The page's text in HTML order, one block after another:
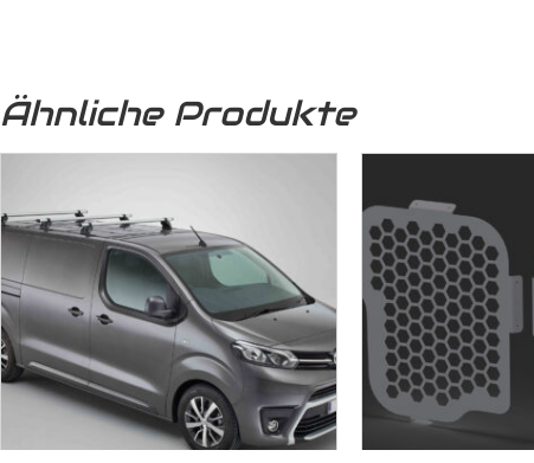
Das von uns verwendete Holz stammt
7. Formschlüssige Verbindung:Die Wechselfalzverbindung ist
ineinandergreifen und mittels Madenschrauben miteinander im
formschlüssige Verbindung, bei der die Platten präzise und
können, auch auf längere Zeit nicht. Dadurch gewährleisten wir,
dem Boden und der seitlichen Karosserie gefertigt wird – kein
Ähnliche Produkte